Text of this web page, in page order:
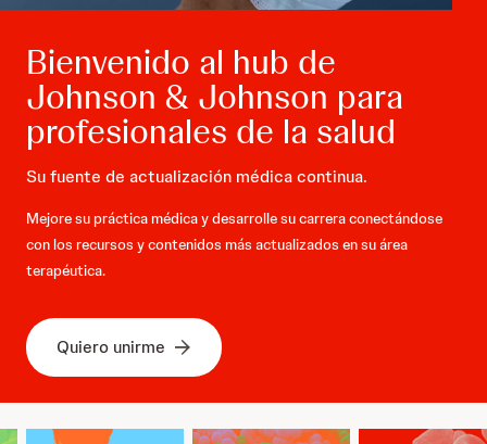
Bienvenido al hub de
Johnson & Johnson para
profesionales de la salud
Su fuente de actualización médica continua.
Mejore su práctica médica y desarrolle su carrera conectándose
con los recursos y contenidos más actualizados en su área
terapéutica.
Quiero unirme